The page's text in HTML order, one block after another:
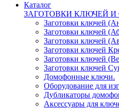
Каталог
ЗАГОТОВКИ КЛЮЧЕЙ И
Заготовки ключей
Заготовки ключей
Заготовки ключей
Заготовки ключей
Заготовки ключей
Заготовки ключей
Домофонные ключи.
Оборудование для
Дубликаторы
Аксессуары для